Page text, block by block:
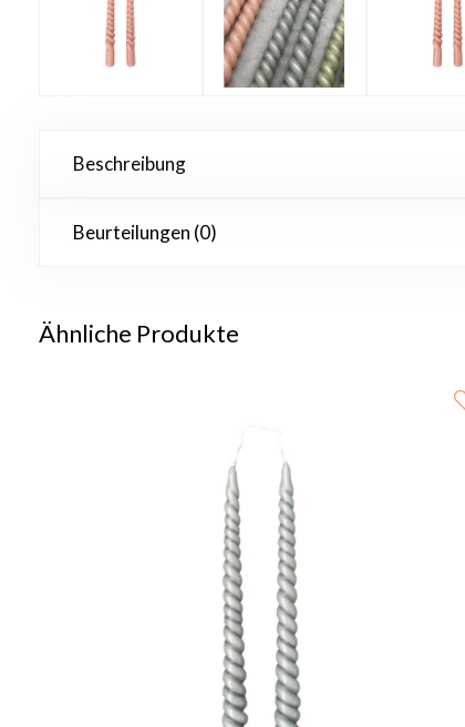
Beschreibung
Beurteilungen (0)
Ähnliche Produkte